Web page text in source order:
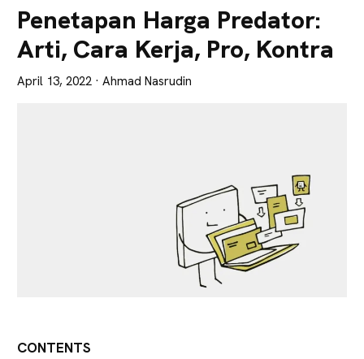
Tajam
Penetapan Harga Predator:
Arti, Cara Kerja, Pro, Kontra
April 13, 2022 · Ahmad Nasrudin
CONTENTS